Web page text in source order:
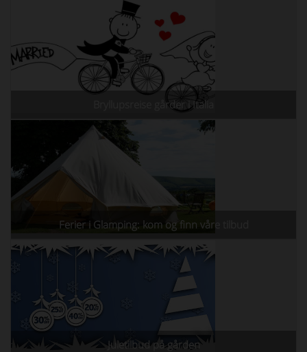
Bryllupsreise gårder i Italia
Ferier i Glamping: kom og finn våre tilbud
Juletilbud på gården